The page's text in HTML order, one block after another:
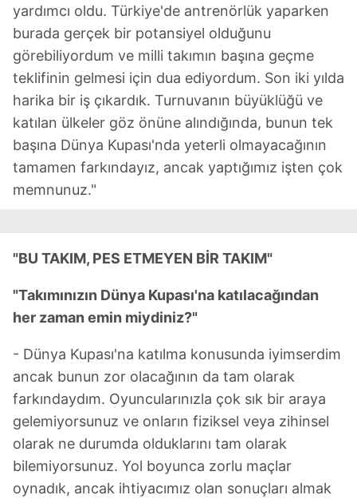
yardımcı oldu. Türkiye'de antrenörlük yaparken
burada gerçek bir potansiyel olduğunu
görebiliyordum ve milli takımın başına geçme
teklifinin gelmesi için dua ediyordum. Son iki yılda
harika bir iş çıkardık. Turnuvanın büyüklüğü ve
katılan ülkeler göz önüne alındığında, bunun tek
başına Dünya Kupası'nda yeterli olmayacağının
tamamen farkındayız, ancak yaptığımız işten çok
memnunuz."
"BU TAKIM, PES ETMEYEN BİR TAKIM"
"Takımınızın Dünya Kupası'na katılacağından
her zaman emin miydiniz?"
- Dünya Kupası'na katılma konusunda iyimserdim
ancak bunun zor olacağının da tam olarak
farkındaydım. Oyuncularınızla çok sık bir araya
gelemiyorsunuz ve onların fiziksel veya zihinsel
olarak ne durumda olduklarını tam olarak
bilemiyorsunuz. Yol boyunca zorlu maçlar
oynadık, ancak ihtiyacımız olan sonuçları almak